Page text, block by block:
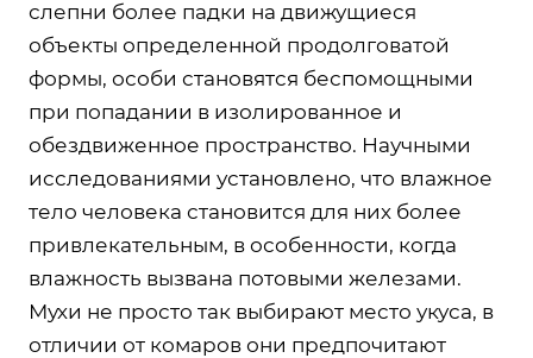
слепни более падки на движущиеся
объекты определенной продолговатой
формы, особи становятся беспомощными
при попадании в изолированное и
обездвиженное пространство. Научными
исследованиями установлено, что влажное
тело человека становится для них более
привлекательным, в особенности, когда
влажность вызвана потовыми железами.
Мухи не просто так выбирают место укуса, в
отличии от комаров они предпочитают